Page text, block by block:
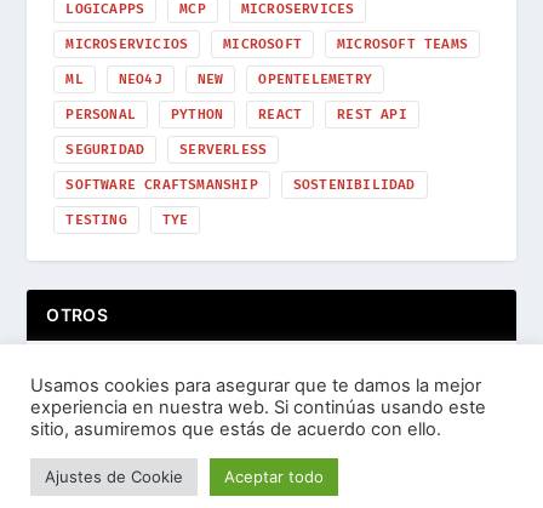
LOGICAPPS MCP MICROSERVICES
MICROSERVICIOS MICROSOFT MICROSOFT TEAMS
ML NEO4J NEW OPENTELEMETRY
PERSONAL PYTHON REACT REST API
SEGURIDAD SERVERLESS
SOFTWARE CRAFTSMANSHIP SOSTENIBILIDAD
TESTING TYE
OTROS
Usamos cookies para asegurar que te damos la mejor
experiencia en nuestra web. Si continúas usando este
sitio, asumiremos que estás de acuerdo con ello.
Ajustes de Cookie Aceptar todo